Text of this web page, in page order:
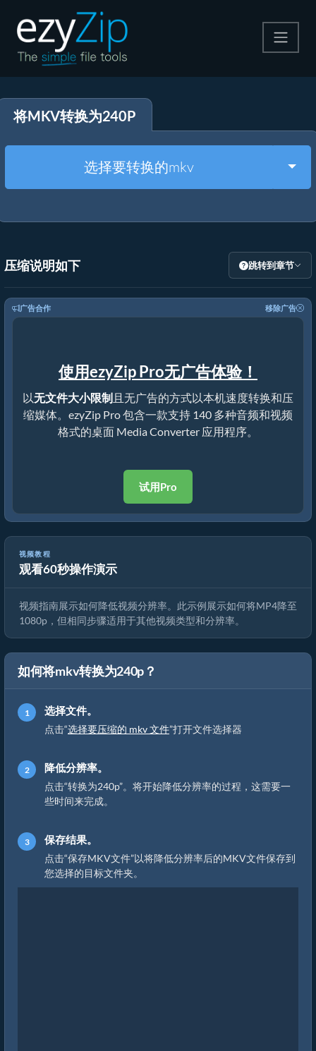
解压
其他工具
将MKV转换为240P
选择要转换的mkv
压缩说明如下 跳转到章节
广告合作 移除广告
使用ezyZip Pro无广告体验！
以无文件大小限制且无广告的方式以本机速度转换和压
缩媒体。ezyZip Pro 包含一款支持 140 多种音频和视频
格式的桌面 Media Converter 应用程序。
试用Pro
视频教程
观看60秒操作演示
如何降低mkv分辨率（简单指南）
视频指南展示如何降低视频分辨率。此示例展示如何将MP4降至
1080p，但相同步骤适用于其他视频类型和分辨率。
如何将mkv转换为240p？
选择文件。
点击“选择要压缩的 mkv 文件”打开文件选择器
降低分辨率。
点击“转换为240p”。将开始降低分辨率的过程，这需要一
些时间来完成。
保存结果。
点击“保存MKV文件”以将降低分辨率后的MKV文件保存到
您选择的目标文件夹。